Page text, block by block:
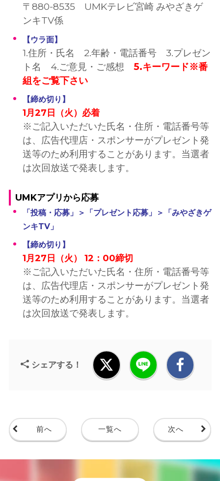
〒880-8535 UMKテレビ宮崎 みやざきゲ
ンキTV係
【ウラ面】
1.住所・氏名 2.年齢・電話番号 3.プレゼン
ト名 4.ご意見・ご感想5.キーワード※番
組をご覧下さい
【締め切り】
1月27日（火）必着
※ご記入いただいた氏名・住所・電話番号等
は、広告代理店・スポンサーがプレゼント発
送等のため利用することがあります。当選者
は次回放送で発表します。
UMKアプリから応募
「投稿・応募」＞「プレゼント応募」＞「みやざきゲ
ンキTV」
【締め切り】
1月27日（火） 12：00締切
※ご記入いただいた氏名・住所・電話番号等
は、広告代理店・スポンサーがプレゼント発
送等のため利用することがあります。当選者
は次回放送で発表します。
シェアする！
前へ 一覧へ 次へ